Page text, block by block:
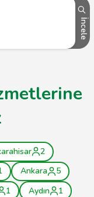
İncele
2
Ankara
5
1 Aydın
1